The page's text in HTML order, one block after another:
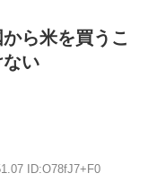
ら米を買うこ
い
ID:O78fJ7+F0